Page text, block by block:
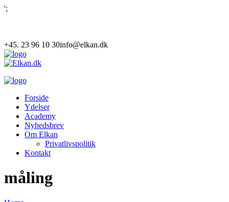
';
+45. 23 96 10 30info@elkan.dk
Forside
Ydelser
Academy
Nyhedsbrev
Om Elkan
Privatlivspolitik
Kontakt
måling